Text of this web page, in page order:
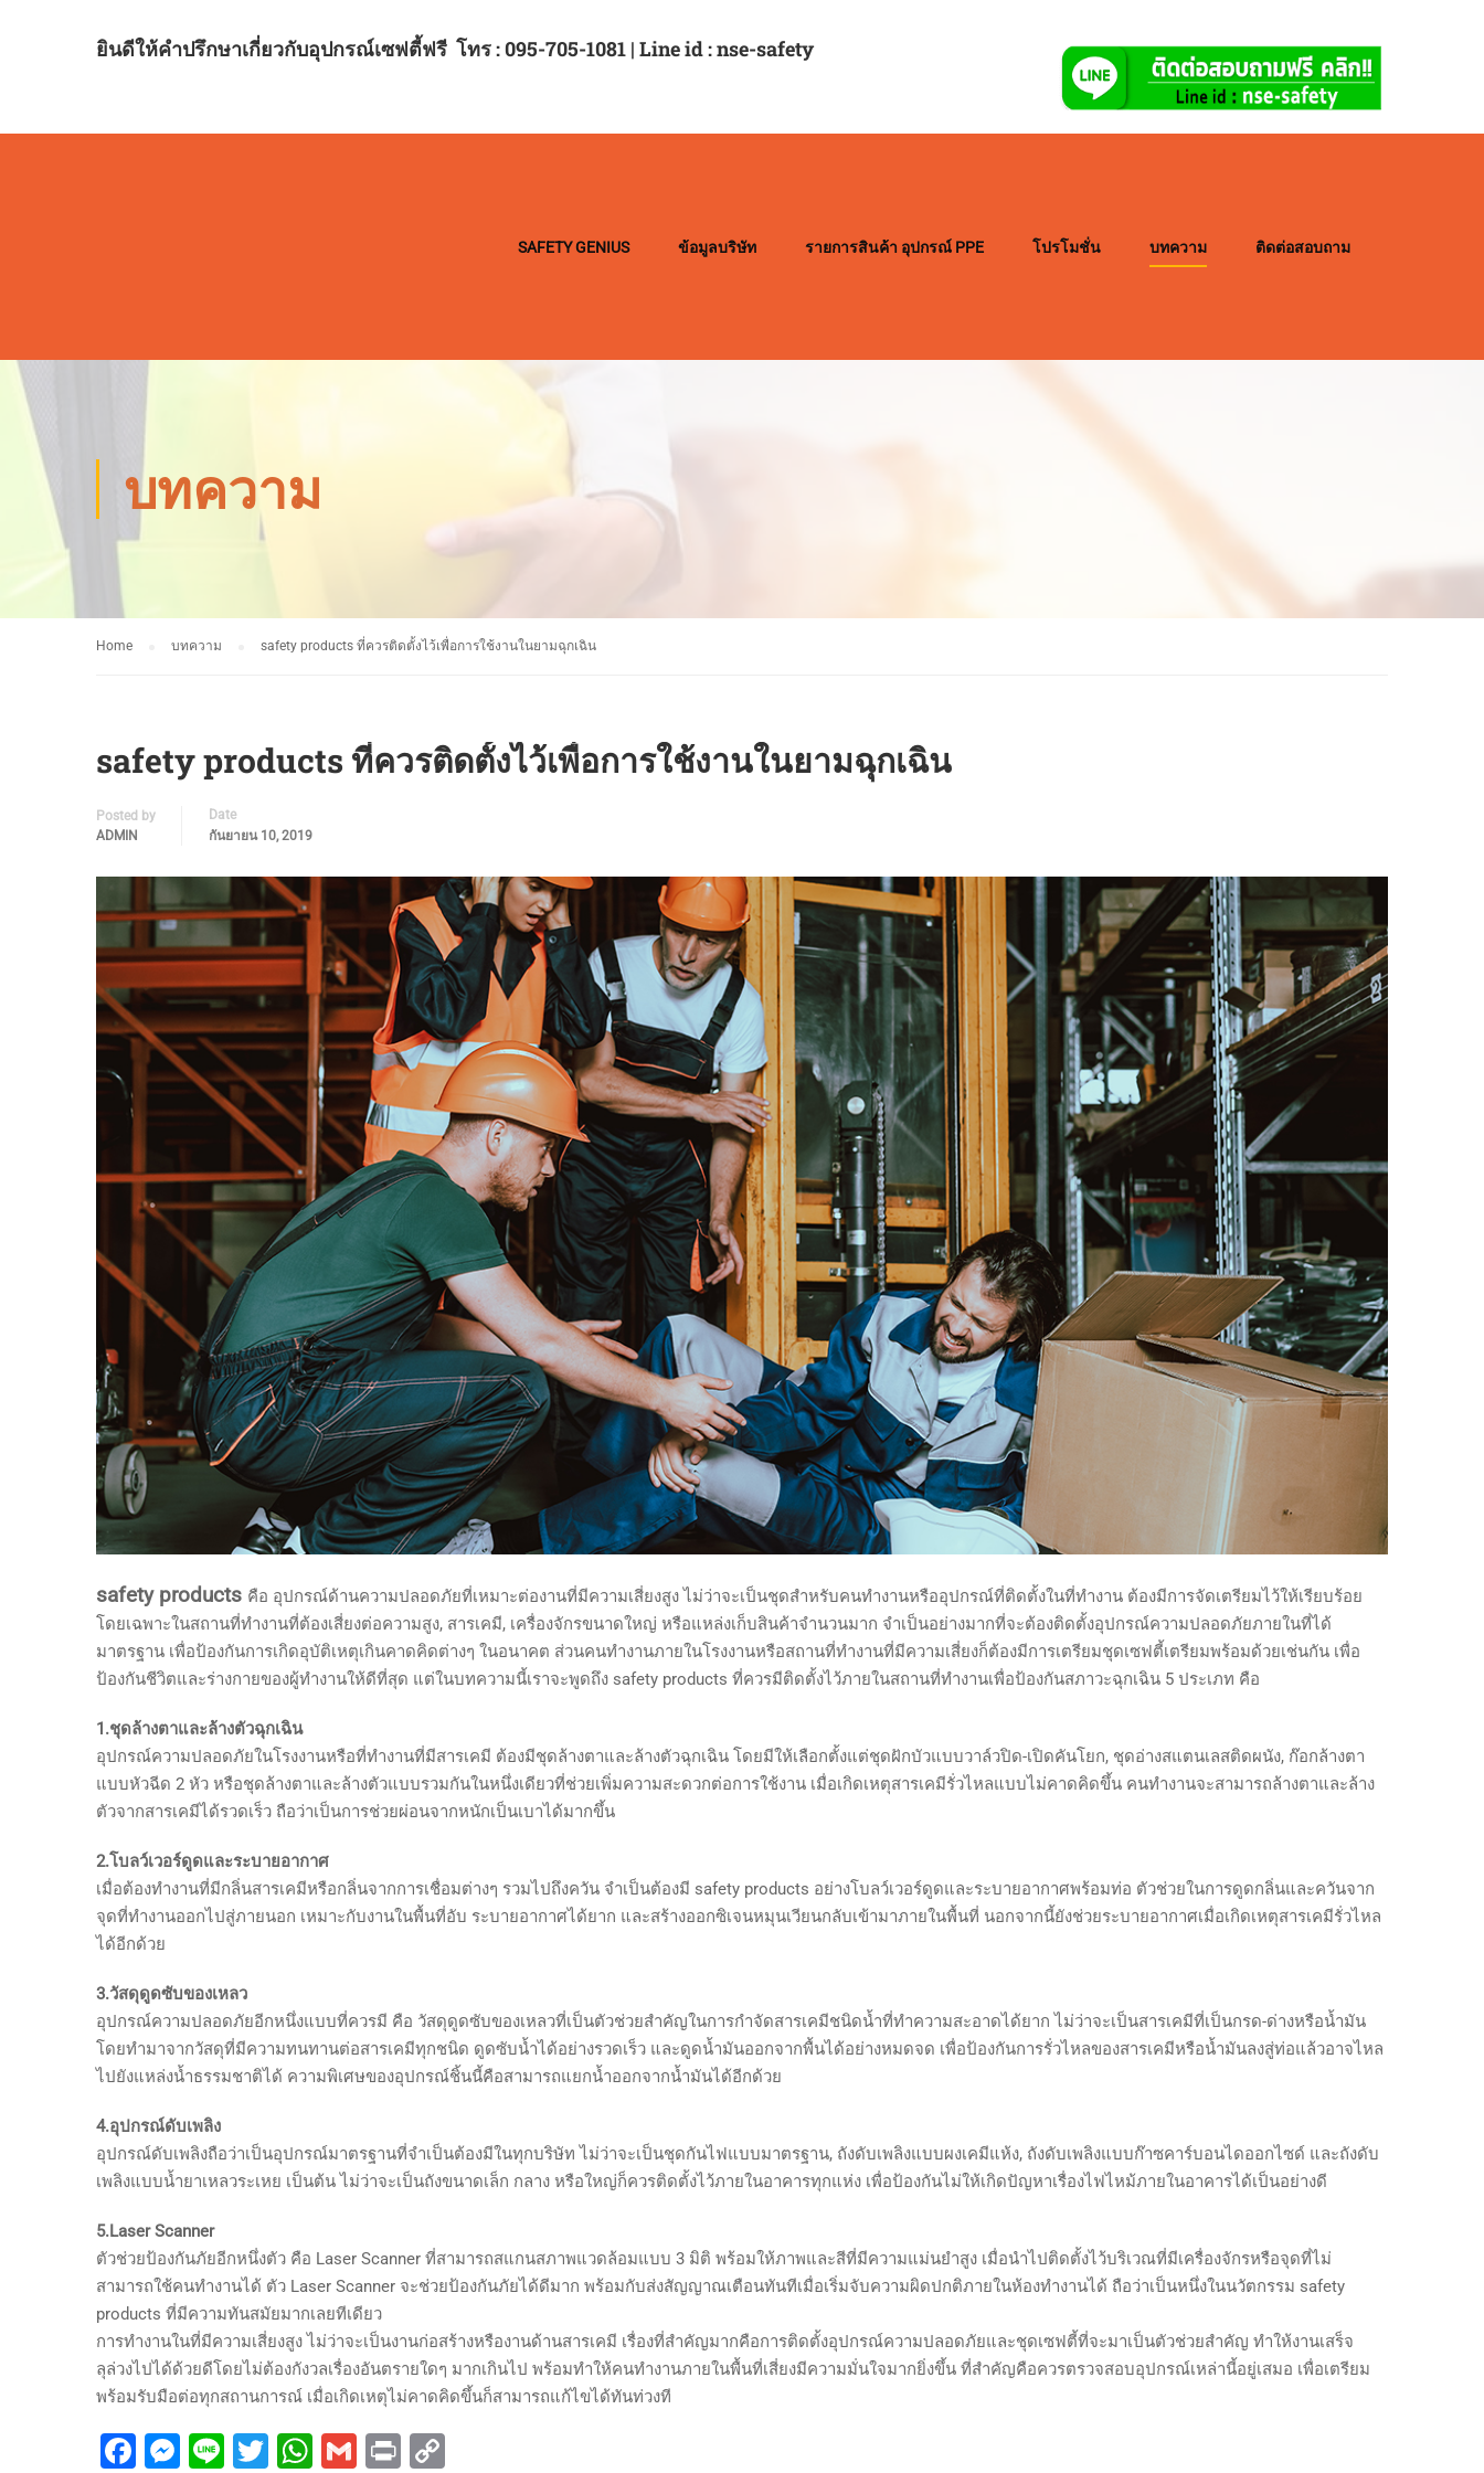
ยินดีให้คำปรึกษาเกี่ยวกับอุปกรณ์เซฟตี้ฟรี โทร : 095-705-1081 | Line id : nse-safety
SAFETY GENIUS ข้อมูลบริษัท รายการสินค้า อุปกรณ์ PPE โปรโมชั่น บทความ ติดต่อสอบถาม
บทความ
Home บทความ safety products ที่ควรติดตั้งไว้เพื่อการใช้งานในยามฉุกเฉิน
safety products ที่ควรติดตั้งไว้เพื่อการใช้งานในยามฉุกเฉิน
Posted by
ADMIN
Date
กันยายน 10, 2019
safety products คือ อุปกรณ์ด้านความปลอดภัยที่เหมาะต่องานที่มีความเสี่ยงสูง ไม่ว่าจะเป็นชุดสำหรับคนทำงานหรืออุปกรณ์ที่ติดตั้งในที่ทำงาน ต้องมีการจัดเตรียมไว้ให้เรียบร้อย
โดยเฉพาะในสถานที่ทำงานที่ต้องเสี่ยงต่อความสูง, สารเคมี, เครื่องจักรขนาดใหญ่ หรือแหล่งเก็บสินค้าจำนวนมาก จำเป็นอย่างมากที่จะต้องติดตั้งอุปกรณ์ความปลอดภัยภายในที่ได้
มาตรฐาน เพื่อป้องกันการเกิดอุบัติเหตุเกินคาดคิดต่างๆ ในอนาคต ส่วนคนทำงานภายในโรงงานหรือสถานที่ทำงานที่มีความเสี่ยงก็ต้องมีการเตรียมชุดเซฟตี้เตรียมพร้อมด้วยเช่นกัน เพื่อ
ป้องกันชีวิตและร่างกายของผู้ทำงานให้ดีที่สุด แต่ในบทความนี้เราจะพูดถึง safety products ที่ควรมีติดตั้งไว้ภายในสถานที่ทำงานเพื่อป้องกันสภาวะฉุกเฉิน 5 ประเภท คือ
1.ชุดล้างตาและล้างตัวฉุกเฉิน
อุปกรณ์ความปลอดภัยในโรงงานหรือที่ทำงานที่มีสารเคมี ต้องมีชุดล้างตาและล้างตัวฉุกเฉิน โดยมีให้เลือกตั้งแต่ชุดฝักบัวแบบวาล์วปิด-เปิดคันโยก, ชุดอ่างสแตนเลสติดผนัง, ก๊อกล้างตา
แบบหัวฉีด 2 หัว หรือชุดล้างตาและล้างตัวแบบรวมกันในหนึ่งเดียวที่ช่วยเพิ่มความสะดวกต่อการใช้งาน เมื่อเกิดเหตุสารเคมีรั่วไหลแบบไม่คาดคิดขึ้น คนทำงานจะสามารถล้างตาและล้าง
ตัวจากสารเคมีได้รวดเร็ว ถือว่าเป็นการช่วยผ่อนจากหนักเป็นเบาได้มากขึ้น
2.โบลว์เวอร์ดูดและระบายอากาศ
เมื่อต้องทำงานที่มีกลิ่นสารเคมีหรือกลิ่นจากการเชื่อมต่างๆ รวมไปถึงควัน จำเป็นต้องมี safety products อย่างโบลว์เวอร์ดูดและระบายอากาศพร้อมท่อ ตัวช่วยในการดูดกลิ่นและควันจาก
จุดที่ทำงานออกไปสู่ภายนอก เหมาะกับงานในพื้นที่อับ ระบายอากาศได้ยาก และสร้างออกซิเจนหมุนเวียนกลับเข้ามาภายในพื้นที่ นอกจากนี้ยังช่วยระบายอากาศเมื่อเกิดเหตุสารเคมีรั่วไหล
ได้อีกด้วย
3.วัสดุดูดซับของเหลว
อุปกรณ์ความปลอดภัยอีกหนึ่งแบบที่ควรมี คือ วัสดุดูดซับของเหลวที่เป็นตัวช่วยสำคัญในการกำจัดสารเคมีชนิดน้ำที่ทำความสะอาดได้ยาก ไม่ว่าจะเป็นสารเคมีที่เป็นกรด-ด่างหรือน้ำมัน
โดยทำมาจากวัสดุที่มีความทนทานต่อสารเคมีทุกชนิด ดูดซับน้ำได้อย่างรวดเร็ว และดูดน้ำมันออกจากพื้นได้อย่างหมดจด เพื่อป้องกันการรั่วไหลของสารเคมีหรือน้ำมันลงสู่ท่อแล้วอาจไหล
ไปยังแหล่งน้ำธรรมชาติได้ ความพิเศษของอุปกรณ์ชิ้นนี้คือสามารถแยกน้ำออกจากน้ำมันได้อีกด้วย
4.อุปกรณ์ดับเพลิง
อุปกรณ์ดับเพลิงถือว่าเป็นอุปกรณ์มาตรฐานที่จำเป็นต้องมีในทุกบริษัท ไม่ว่าจะเป็นชุดกันไฟแบบมาตรฐาน, ถังดับเพลิงแบบผงเคมีแห้ง, ถังดับเพลิงแบบก๊าซคาร์บอนไดออกไซด์ และถังดับ
เพลิงแบบน้ำยาเหลวระเหย เป็นต้น ไม่ว่าจะเป็นถังขนาดเล็ก กลาง หรือใหญ่ก็ควรติดตั้งไว้ภายในอาคารทุกแห่ง เพื่อป้องกันไม่ให้เกิดปัญหาเรื่องไฟไหม้ภายในอาคารได้เป็นอย่างดี
5.Laser Scanner
ตัวช่วยป้องกันภัยอีกหนึ่งตัว คือ Laser Scanner ที่สามารถสแกนสภาพแวดล้อมแบบ 3 มิติ พร้อมให้ภาพและสีที่มีความแม่นยำสูง เมื่อนำไปติดตั้งไว้บริเวณที่มีเครื่องจักรหรือจุดที่ไม่
สามารถใช้คนทำงานได้ ตัว Laser Scanner จะช่วยป้องกันภัยได้ดีมาก พร้อมกับส่งสัญญาณเตือนทันทีเมื่อเริ่มจับความผิดปกติภายในห้องทำงานได้ ถือว่าเป็นหนึ่งในนวัตกรรม safety
products ที่มีความทันสมัยมากเลยทีเดียว
การทำงานในที่มีความเสี่ยงสูง ไม่ว่าจะเป็นงานก่อสร้างหรืองานด้านสารเคมี เรื่องที่สำคัญมากคือการติดตั้งอุปกรณ์ความปลอดภัยและชุดเซฟตี้ที่จะมาเป็นตัวช่วยสำคัญ ทำให้งานเสร็จ
ลุล่วงไปได้ด้วยดีโดยไม่ต้องกังวลเรื่องอันตรายใดๆ มากเกินไป พร้อมทำให้คนทำงานภายในพื้นที่เสี่ยงมีความมั่นใจมากยิ่งขึ้น ที่สำคัญคือควรตรวจสอบอุปกรณ์เหล่านี้อยู่เสมอ เพื่อเตรียม
พร้อมรับมือต่อทุกสถานการณ์ เมื่อเกิดเหตุไม่คาดคิดขึ้นก็สามารถแก้ไขได้ทันท่วงที
Facebook
Messenger
LineTwitter
WhatsApp
Gmail
Print